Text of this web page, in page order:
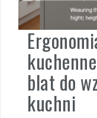
blat do
kuchni